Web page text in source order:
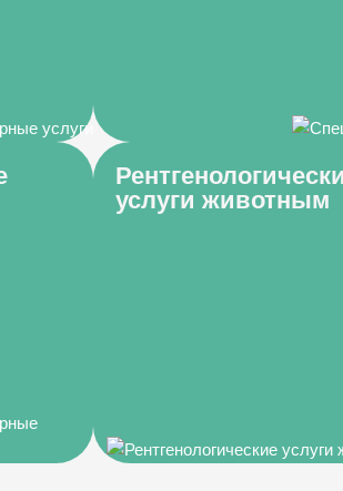
услуги животным